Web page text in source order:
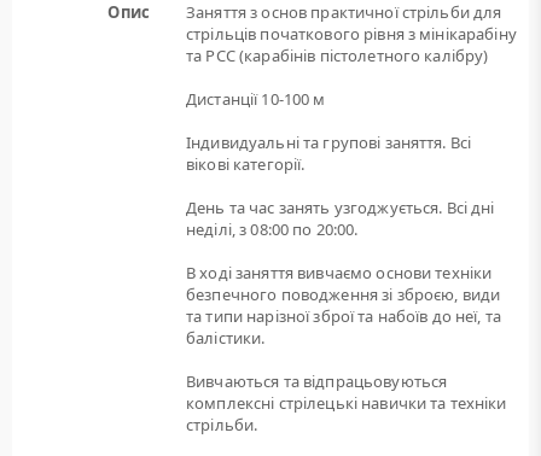
Опис
Заняття з основ практичної стрільби для
стрільців початкового рівня з мінікарабіну
та РСС (карабінів пістолетного калібру)
Дистанції 10-100 м
Індивидуальні та групові заняття. Всі
вікові категорії.
День та час занять узгоджується. Всі дні
неділі, з 08:00 по 20:00.
В ході заняття вивчаємо основи техніки
безпечного поводження зі зброєю, види
та типи нарізної зброї та набоїв до неї, та
балістики.
Вивчаються та відпрацьовуються
комплексні стрілецькі навички та техніки
стрільби.